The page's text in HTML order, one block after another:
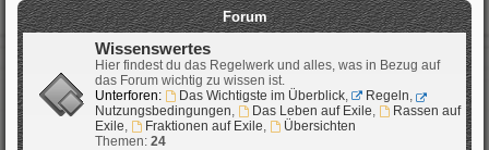
Forum
Wissenswertes
Hier findest du das Regelwerk und alles, was in Bezug auf
das Forum wichtig zu wissen ist.
Unterforen:
Das Wichtigste im Überblick, Regeln
Nutzungsbedingungen
Das Leben auf Exile
Rassen auf
Exile
Fraktionen auf Exile
Übersichten
Themen: 24